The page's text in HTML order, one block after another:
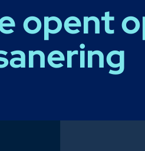
opent